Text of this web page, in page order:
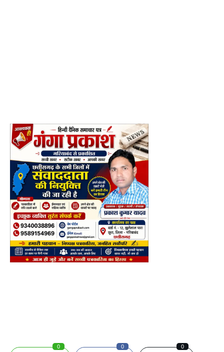
0 0 0